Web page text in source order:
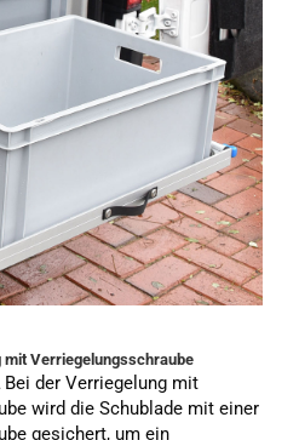
mit Verriegelungsschraube
. Bei der Verriegelung mit
wird die Schublade mit einer
gesichert, um ein